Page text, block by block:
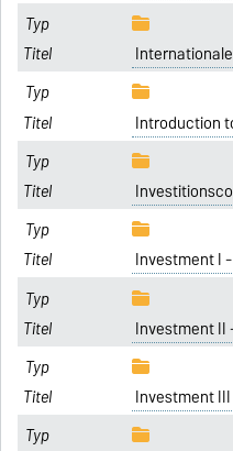
Introduction
Investment I
Investment II
Investment